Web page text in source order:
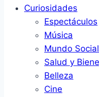
Curiosidades
Espectáculos
Música
Mundo
Salud y
Belleza
Cine